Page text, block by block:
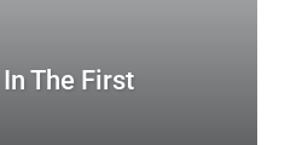
The First